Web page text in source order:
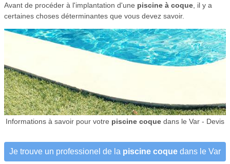
Avant de procéder à l'implantation d'une piscine à coque , il y a
certaines choses déterminantes que vous devez savoir.
Informations à savoir pour votre piscine coque dans le Var - Devis
Je trouve un professionel de la piscine coque dans le Var